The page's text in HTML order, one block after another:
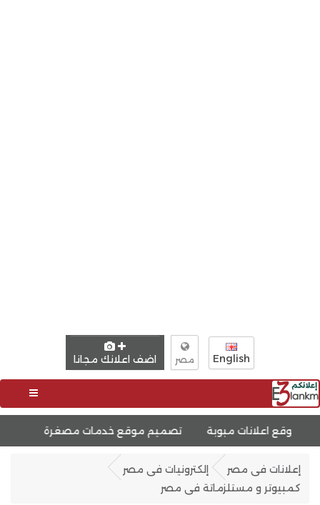
English مصر اضف اعلانك مجانا
تصميم موقع خدمات مصغرة تصميم مواقع
إعلانات فى مصر
إلكترونيات فى مصر
كمبيوتر و مستلزماتة فى مصر